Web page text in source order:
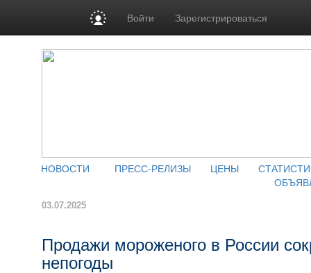
Войти Зарегистрироваться
НОВОСТИ ПРЕСС-РЕЛИЗЫ ЦЕНЫ
03.07.2025
Продажи мороженого в России
непогоды